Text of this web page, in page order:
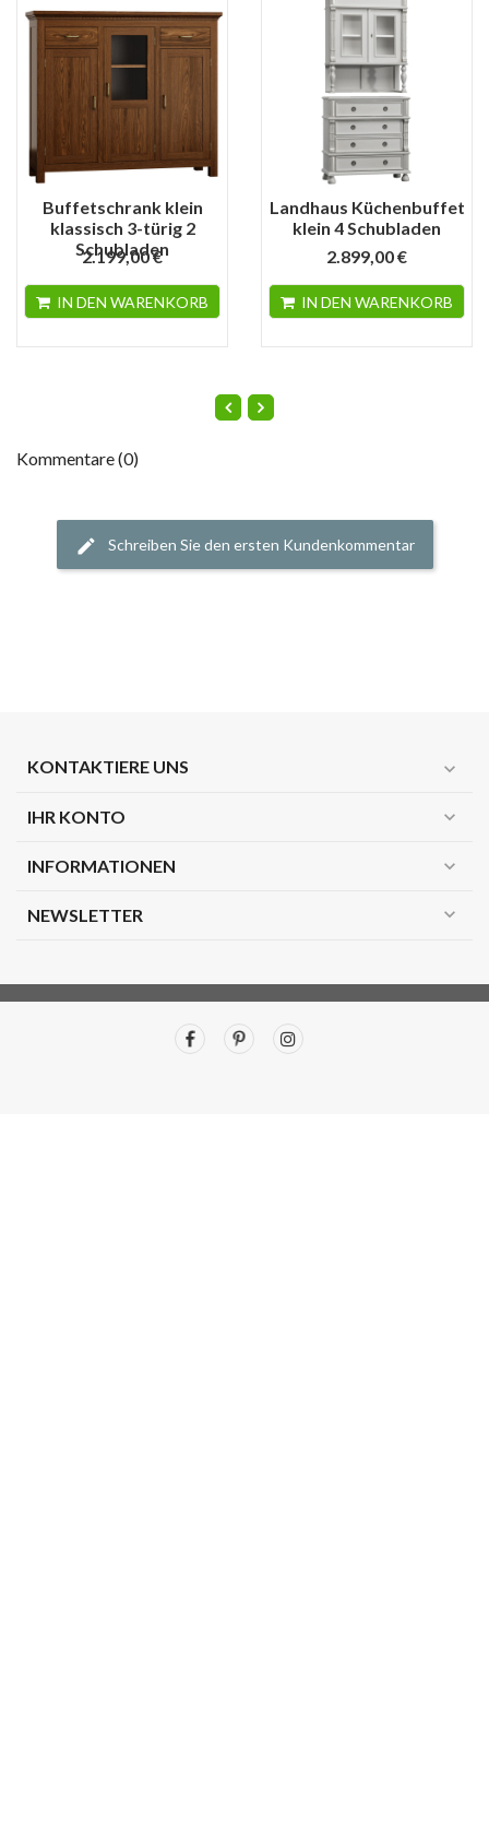
Buffetschrank klein
klassisch 3-türig 2
Schubladen
2.199,00 €
IN DEN WARENKORB
Landhaus Küchenbuffet
klein 4 Schubladen
2.899,00 €
IN DEN WARENKORB
Kommentare (0)
Schreiben Sie den ersten Kundenkommentar
KONTAKTIERE UNS expand_more
IHR KONTO expand_more
INFORMATIONEN expand_more
NEWSLETTER expand_more